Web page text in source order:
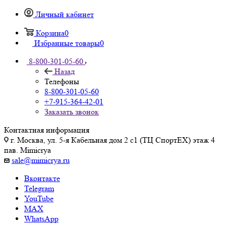
Личный кабинет
Корзина0
Избранные товары0
8-800-301-05-60
Назад
Телефоны
8-800-301-05-60
+7-915-364-42-01
Заказать звонок
Контактная информация
г. Москва, ул. 5-я Кабельная дом 2 с1 (ТЦ СпортEX) этаж 4
пав. Mimicrya
sale@mimicrya.ru
Вконтакте
Telegram
YouTube
MAX
WhatsApp